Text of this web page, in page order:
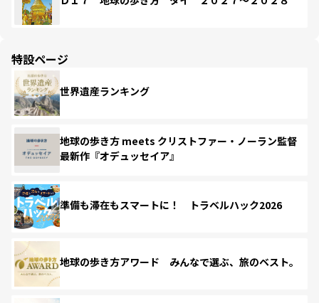
特設ページ
世界遺産ランキング
地球の歩き方 meets クリストファー・ノーラン監督
最新作『オデュッセイア』
準備も滞在もスマートに！ トラベルハック2026
地球の歩き方アワード みんなで選ぶ、旅のベスト。